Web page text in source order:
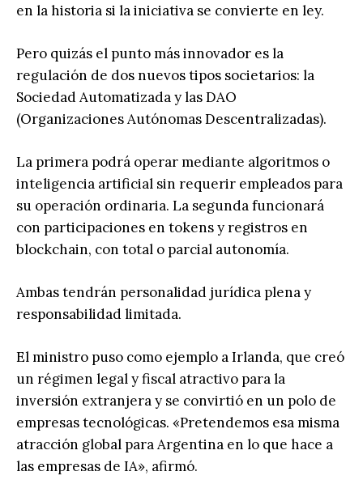
en la historia si la iniciativa se convierte en ley.
Pero quizás el punto más innovador es la
regulación de dos nuevos tipos societarios: la
Sociedad Automatizada y las DAO
(Organizaciones Autónomas Descentralizadas).
La primera podrá operar mediante algoritmos o
inteligencia artificial sin requerir empleados para
su operación ordinaria. La segunda funcionará
con participaciones en tokens y registros en
blockchain, con total o parcial autonomía.
Ambas tendrán personalidad jurídica plena y
responsabilidad limitada.
El ministro puso como ejemplo a Irlanda, que creó
un régimen legal y fiscal atractivo para la
inversión extranjera y se convirtió en un polo de
empresas tecnológicas. «Pretendemos esa misma
atracción global para Argentina en lo que hace a
las empresas de IA», afirmó.